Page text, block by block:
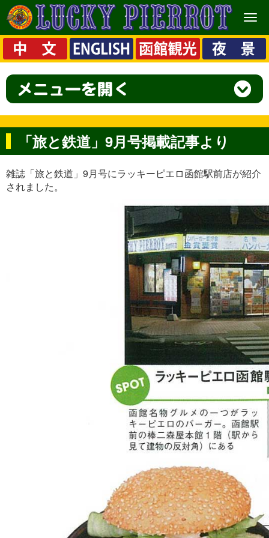
メ
ニ
ュ
ー
「旅と鉄道」9月号掲載記事より
雑誌「旅と鉄道」9月号にラッキーピエロ函館駅前店が紹介
されました。